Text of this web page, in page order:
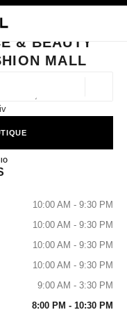
barra de búsqueda
& BEAUTY
& BEAUTY
MALL
Mall,
FRAGRANCE &
10:00 AM - 9:30 PM
10:00 AM - 9:30 PM
10:00 AM - 9:30 PM
10:00 AM - 9:30 PM
9:00 AM - 3:30 PM
8:00 PM - 10:30 PM